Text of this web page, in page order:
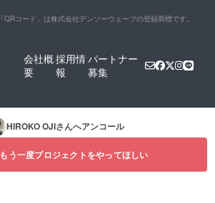
「QRコード」は株式会社デンソーウェーブの登録商標です。
会社概
要
採用情
報
パートナー
募集
HIROKO OJIさんへアンコール
もう一度プロジェクトをやってほしい